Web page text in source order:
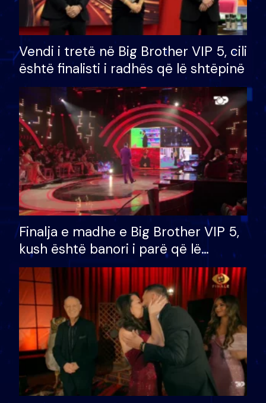
Vendi i tretë në Big Brother VIP 5, cili
është finalisti i radhës që lë shtëpinë
Finalja e madhe e Big Brother VIP 5,
kush është banori i parë që lë
shtëpinë dhe humb mundësinë për
të fituar çmimin e madh